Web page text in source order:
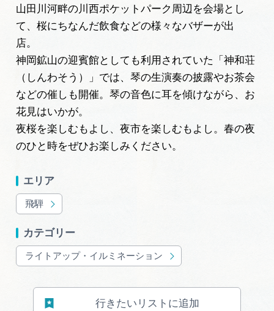
運営組織
広告掲載
サイトポリシー
山田川河畔の川西ポケットパーク周辺を会場とし
て、桜にちなんだ飲食などの様々なバザーが出
店。
神岡鉱山の迎賓館としても利用されていた「神和荘
（しんわそう）」では、琴の生演奏の披露やお茶会
などの催しも開催。琴の音色に耳を傾けながら、お
花見はいかが。
夜桜を楽しむもよし、夜市を楽しむもよし。春の夜
のひと時をぜひお楽しみください。
エリア
飛騨
カテゴリー
ライトアップ・イルミネーション
行きたいリストに追加